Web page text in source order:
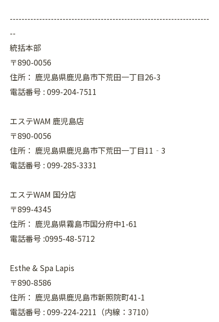
--------------------------------------------------------------------
--
統括本部
〒890-0056
住所： 鹿児島県鹿児島市下荒田一丁目26-3
電話番号 : 099-204-7511
エステWAM 鹿児島店
〒890-0056
住所： 鹿児島県鹿児島市下荒田一丁目11‐3
電話番号 : 099-285-3331
エステWAM 国分店
〒899-4345
住所： 鹿児島県霧島市国分府中1-61
電話番号 :0995-48-5712
Esthe & Spa Lapis
〒890-8586
住所： 鹿児島県鹿児島市新照院町41-1
電話番号 : 099-224-2211（内線：3710）